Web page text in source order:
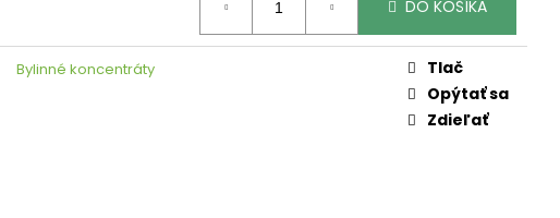
DO KOŠÍKA
Bylinné koncentráty
Tlač
Opýtať sa
Zdieľať